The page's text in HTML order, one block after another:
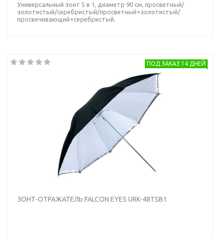
Универсальный зонт 5 в 1, диаметр 90 см, просветный/
золотистый/серебристый/просветный+золотистый/
просвечивающий+серебристый.
ПОД ЗАКАЗ 14 ДНЕЙ
ЗОНТ-ОТРАЖАТЕЛЬ FALCON EYES URK-48TSB1